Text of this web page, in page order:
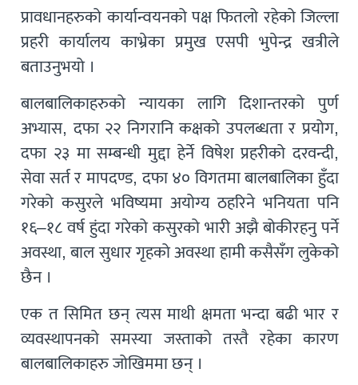
प्रावधानहरुको कार्यान्वयनको पक्ष फितलो रहेको जिल्ला
प्रहरी कार्यालय काभ्रेका प्रमुख एसपी भुपेन्द्र खत्रीले
बताउनुभयो ।
बालबालिकाहरुको न्यायका लागि दिशान्तरको पुर्ण
अभ्यास, दफा २२ निगरानि कक्षको उपलब्धता र प्रयोग,
दफा २३ मा सम्बन्धी मुद्दा हेर्ने विषेश प्रहरीको दरवन्दी,
सेवा सर्त र मापदण्ड, दफा ४० विगतमा बालबालिका हुँदा
गरेको कसुरले भविष्यमा अयोग्य ठहरिने भनियता पनि
१६–१८ वर्ष हुंदा गरेको कसुरको भारी अझै बोकीरहनु पर्ने
अवस्था, बाल सुधार गृहको अवस्था हामी कसैसँग लुकेको
छैन ।
एक त सिमित छन् त्यस माथी क्षमता भन्दा बढी भार र
व्यवस्थापनको समस्या जस्ताको तस्तै रहेका कारण
बालबालिकाहरु जोखिममा छन् ।